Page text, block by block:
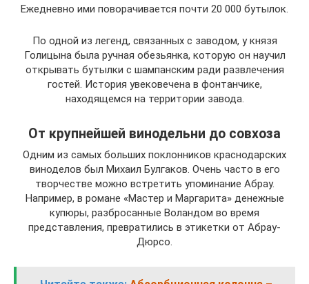
Ежедневно ими поворачивается почти 20 000 бутылок.
По одной из легенд, связанных с заводом, у князя
Голицына была ручная обезьянка, которую он научил
открывать бутылки с шампанским ради развлечения
гостей. История увековечена в фонтанчике,
находящемся на территории завода.
От крупнейшей винодельни до совхоза
Одним из самых больших поклонников краснодарских
виноделов был Михаил Булгаков. Очень часто в его
творчестве можно встретить упоминание Абрау.
Например, в романе «Мастер и Маргарита» денежные
купюры, разбросанные Воландом во время
представления, превратились в этикетки от Абрау-
Дюрсо.